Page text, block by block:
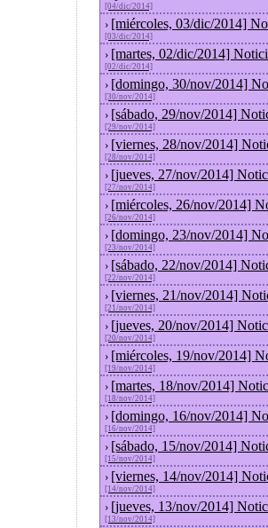
[04/dic/2014]
› [miércoles, 03/dic/2014]
[03/dic/2014]
› [martes, 02/dic/2014]
[02/dic/2014]
› [domingo, 30/nov/2014]
[30/nov/2014]
› [sábado, 29/nov/2014]
[29/nov/2014]
› [viernes, 28/nov/2014]
[28/nov/2014]
› [jueves, 27/nov/2014]
[27/nov/2014]
› [miércoles, 26/nov/2014]
[26/nov/2014]
› [domingo, 23/nov/2014]
[23/nov/2014]
› [sábado, 22/nov/2014]
[22/nov/2014]
› [viernes, 21/nov/2014]
[21/nov/2014]
› [jueves, 20/nov/2014]
[20/nov/2014]
› [miércoles, 19/nov/2014]
[19/nov/2014]
› [martes, 18/nov/2014]
[18/nov/2014]
› [domingo, 16/nov/2014]
[16/nov/2014]
› [sábado, 15/nov/2014]
[15/nov/2014]
› [viernes, 14/nov/2014]
[14/nov/2014]
› [jueves, 13/nov/2014]
[13/nov/2014]